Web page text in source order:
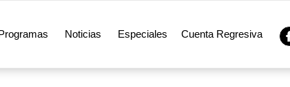
Noticias Especiales Cuenta Regresiva